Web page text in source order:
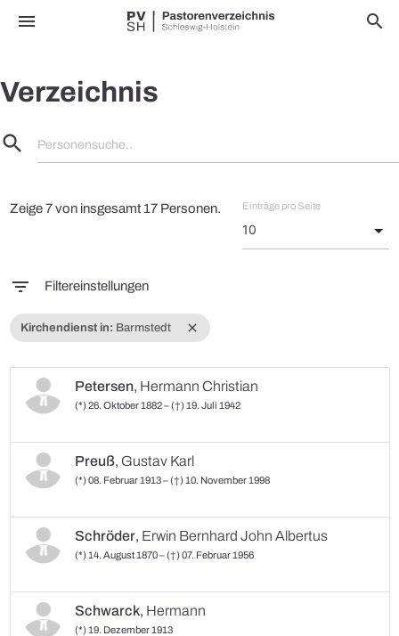
menu search
Verzeichnis
search Personensuche..
Zeige 7 von insgesamt 17 Personen. Einträge pro Seite
filter_list Filtereinstellungen
close
Kirchendienst in: Barmstedt
Petersen, Hermann Christian
(*) 26. Oktober 1882 – (†) 19. Juli 1942
Preuß, Gustav Karl
(*) 08. Februar 1913 – (†) 10. November 1998
Schröder, Erwin Bernhard John Albertus
(*) 14. August 1870 – (†) 07. Februar 1956
Schwarck, Hermann
(*) 19. Dezember 1913